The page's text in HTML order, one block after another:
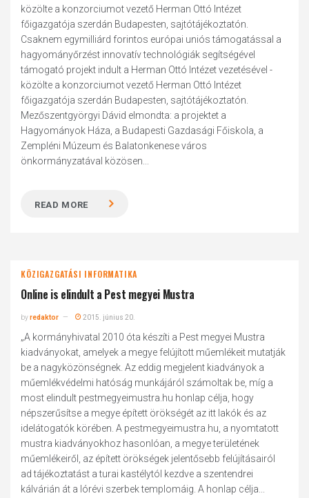
közölte a konzorciumot vezető Herman Ottó Intézet
főigazgatója szerdán Budapesten, sajtótájékoztatón.
Csaknem egymilliárd forintos európai uniós támogatással a
hagyományőrzést innovatív technológiák segítségével
támogató projekt indult a Herman Ottó Intézet vezetésével -
közölte a konzorciumot vezető Herman Ottó Intézet
főigazgatója szerdán Budapesten, sajtótájékoztatón.
Mezőszentgyörgyi Dávid elmondta: a projektet a
Hagyományok Háza, a Budapesti Gazdasági Főiskola, a
Zempléni Múzeum és Balatonkenese város
önkormányzatával közösen...
READ MORE
KÖZIGAZGATÁSI INFORMATIKA
Online is elindult a Pest megyei Mustra
byredaktor 2015. június 20.
„A kormányhivatal 2010 óta készíti a Pest megyei Mustra
kiadványokat, amelyek a megye felújított műemlékeit mutatják
be a nagyközönségnek. Az eddig megjelent kiadványok a
műemlékvédelmi hatóság munkájáról számoltak be, míg a
most elindult pestmegyeimustra.hu honlap célja, hogy
népszerűsítse a megye épített örökségét az itt lakók és az
idelátogatók körében. A pestmegyeimustra.hu, a nyomtatott
mustra kiadványokhoz hasonlóan, a megye területének
műemlékeiről, az épített örökségek jelentősebb felújításairól
ad tájékoztatást a turai kastélytól kezdve a szentendrei
kálvárián át a lórévi szerbek templomáig. A honlap célja...